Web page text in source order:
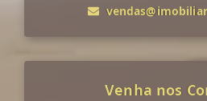
Venha nos